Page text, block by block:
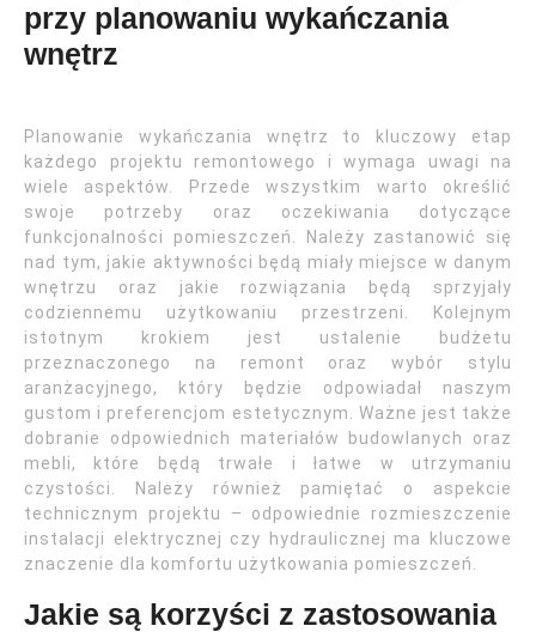
przy planowaniu wykańczania
wnętrz
Planowanie wykańczania wnętrz to kluczowy etap
każdego projektu remontowego i wymaga uwagi na
wiele aspektów. Przede wszystkim warto określić
swoje potrzeby oraz oczekiwania dotyczące
funkcjonalności pomieszczeń. Należy zastanowić się
nad tym, jakie aktywności będą miały miejsce w danym
wnętrzu oraz jakie rozwiązania będą sprzyjały
codziennemu użytkowaniu przestrzeni. Kolejnym
istotnym krokiem jest ustalenie budżetu
przeznaczonego na remont oraz wybór stylu
aranżacyjnego, który będzie odpowiadał naszym
gustom i preferencjom estetycznym. Ważne jest także
dobranie odpowiednich materiałów budowlanych oraz
mebli, które będą trwałe i łatwe w utrzymaniu
czystości. Należy również pamiętać o aspekcie
technicznym projektu – odpowiednie rozmieszczenie
instalacji elektrycznej czy hydraulicznej ma kluczowe
znaczenie dla komfortu użytkowania pomieszczeń.
Jakie są korzyści z zastosowania